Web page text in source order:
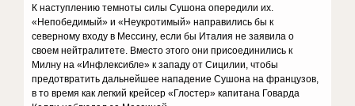
К наступлению темноты силы Сушона опередили их.
«Непобедимый» и «Неукротимый» направились бы к
северному входу в Мессину, если бы Италия не заявила о
своем нейтралитете. Вместо этого они присоединились к
Милну на «Инфлексибле» к западу от Сицилии, чтобы
предотвратить дальнейшее нападение Сушона на французов,
в то время как легкий крейсер «Глостер» капитана Говарда